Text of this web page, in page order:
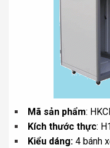
Mã sản phẩm:
Kích thước thực:
Kiểu dáng: 4 bánh